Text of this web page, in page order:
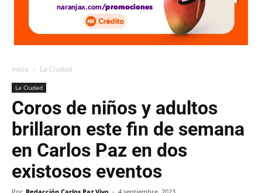
Inicio La Ciudad
La Ciudad
Coros de niños y adultos
brillaron este fin de semana
en Carlos Paz en dos
existosos eventos